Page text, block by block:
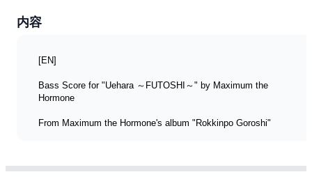
内容
[EN]
Bass Score for "Uehara ～FUTOSHI～" by Maximum the
Hormone
From Maximum the Hormone's album "Rokkinpo Goroshi"